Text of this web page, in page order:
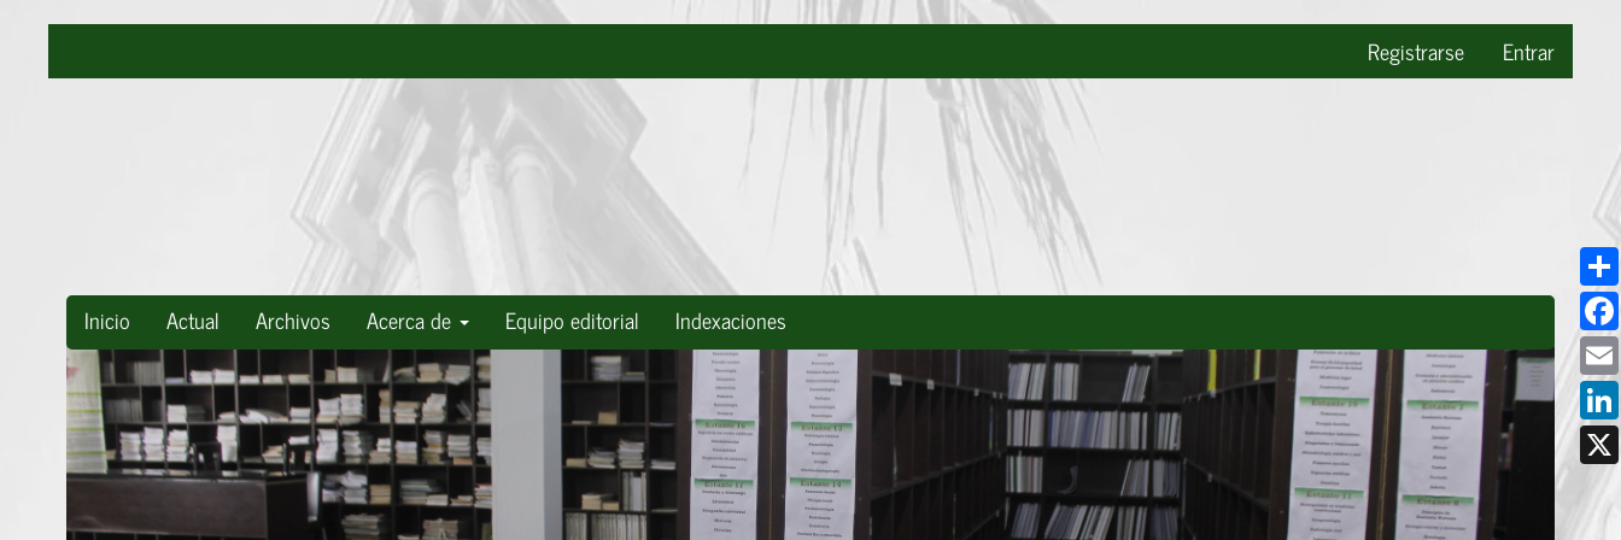
Contenido
Registrarse Entrar
Inicio Actual Archivos Acerca de Equipo editorial Indexaciones